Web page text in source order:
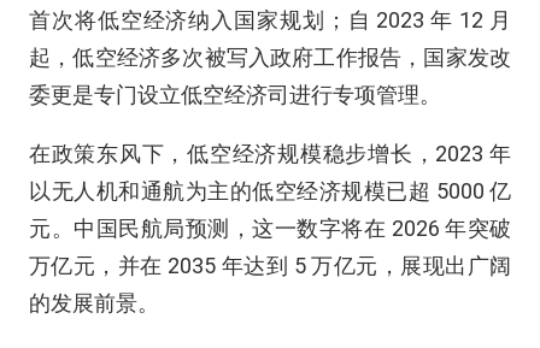
首次将低空经济纳入国家规划；自 2023 年 12 月
起，低空经济多次被写入政府工作报告，国家发改
委更是专门设立低空经济司进行专项管理。
在政策东风下，低空经济规模稳步增长，2023 年
以无人机和通航为主的低空经济规模已超 5000 亿
元。中国民航局预测，这一数字将在 2026 年突破
万亿元，并在 2035 年达到 5 万亿元，展现出广阔
的发展前景。